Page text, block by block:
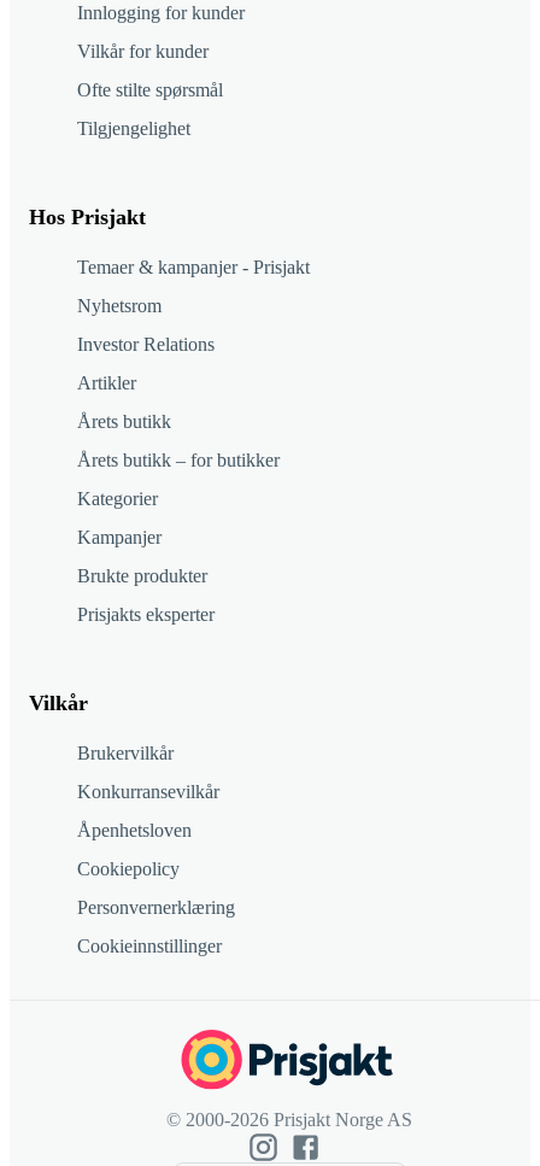
Innlogging for kunder
Vilkår for kunder
Ofte stilte spørsmål
Tilgjengelighet
Hos Prisjakt
Temaer & kampanjer - Prisjakt
Nyhetsrom
Investor Relations
Artikler
Årets butikk
Årets butikk – for butikker
Kategorier
Kampanjer
Brukte produkter
Prisjakts eksperter
Vilkår
Brukervilkår
Konkurransevilkår
Åpenhetsloven
Cookiepolicy
Personvernerklæring
Cookieinnstillinger
© 2000-2026 Prisjakt Norge AS